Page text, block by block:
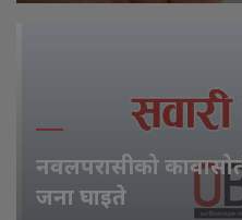
नवलपरासीको
जना घाइते